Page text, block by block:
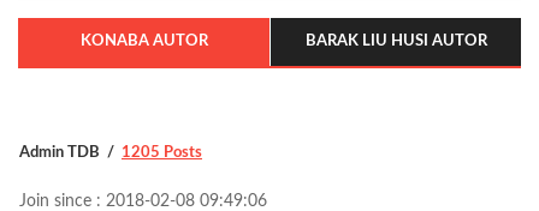
KONABA AUTOR BARAK LIU HUSI AUTOR
Admin TDB 1205 Posts
Join since : 2018-02-08 09:49:06